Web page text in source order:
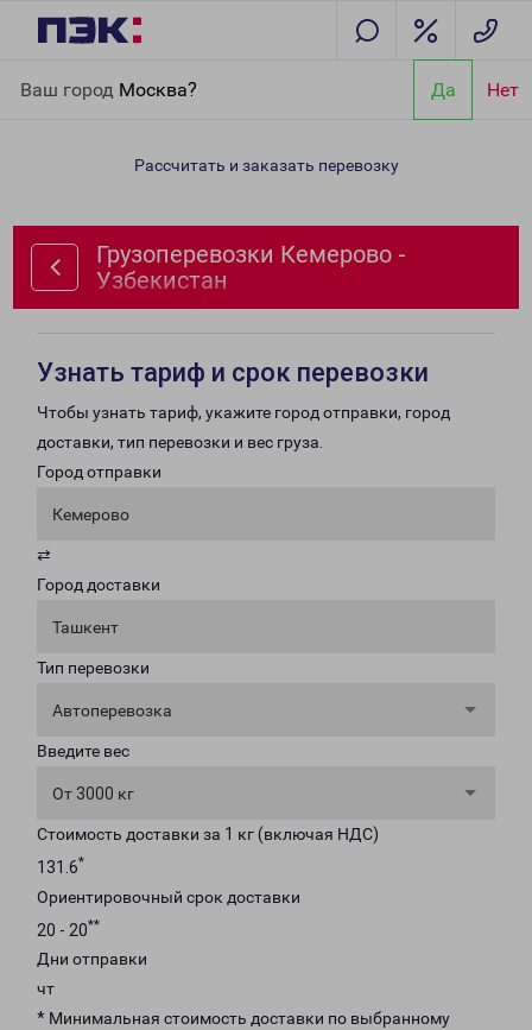
Ваш город Москва? Да Нет
Узбекистан
Рассчитать и заказать перевозку
Грузоперевозки Кемерово -
Узбекистан
Узнать тариф и срок перевозки
Чтобы узнать тариф, укажите город отправки, город
доставки, тип перевозки и вес груза.
Город отправки
Кемерово
⇄
Город доставки
Ташкент
Тип перевозки
Автоперевозка
Введите вес
От 3000 кг
Стоимость доставки за 1 кг (включая НДС)
131.6*
Ориентировочный срок доставки
20 - 20**
Дни отправки
чт
* Минимальная стоимость доставки по выбранному